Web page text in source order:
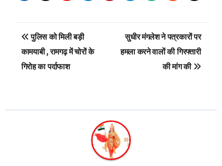
Post
navigation
पुलिस को मिली बड़ी
कामयाबी , रामगढ़ में चोरों के
गिरोह का पर्दाफाश
सुधीर मंगलेश ने पत्रकारों पर
हमला करने वालों की गिरफ्तारी
की मांग की